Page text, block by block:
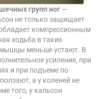
групп ног —
не только защищает
компрессионным
ходьба в таких
мышцы меньше устают. В
усиление, при
и при подъеме по
а у коленей не
того, у кальсон